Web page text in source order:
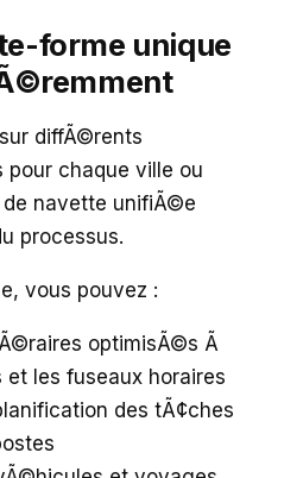
forme unique
diffÃ©rents
pour chaque ville ou
de navette unifiÃ©e
processus.
vous pouvez :
optimisÃ©s Ã
les fuseaux horaires
des tÃ¢ches